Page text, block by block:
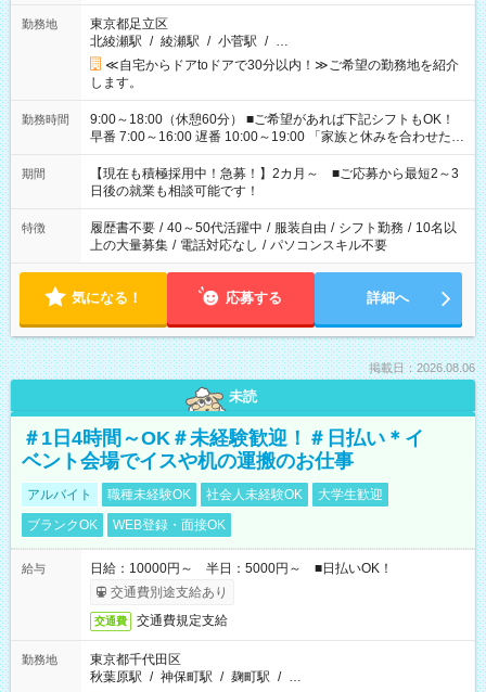
勤務地
東京都足立区
北綾瀬駅 / 綾瀬駅 / 小菅駅 / …
≪自宅からドアtoドアで30分以内！≫ご希望の勤務地を紹介
します。
勤務時間
9:00～18:00（休憩60分） ■ご希望があれば下記シフトもOK！
早番 7:00～16:00 遅番 10:00～19:00 「家族と休みを合わせた
い」 「余裕を持って夕飯の準備がしたい」 「できれば残業はし
たくない」 など、ご希望を教えてくださいね。 ※Wワーク希望
の方へ 今ご覧のお仕事で希望する勤務時間と、もう1つのお仕事
の勤務時間。 合計で週40時間を超える場合は応募できません。
期間
【現在も積極採用中！急募！】2カ月～ ■ご応募から最短2～3
日後の就業も相談可能です！
特徴 履歴書不要 / 40～50代活躍中 / 服装自由 / シフト勤務 / 10名以
上の大量募集 / 電話対応なし / パソコンスキル不要
気になる！ 応募する 詳細へ
掲載日：2026.08.06
未読
＃1日4時間～OK＃未経験歓迎！＃日払い＊イ
ベント会場でイスや机の運搬のお仕事
アルバイト 職種未経験OK 社会人未経験OK
大学生歓迎
ブランクOK
WEB登録・面接OK
給与
日給：10000円～ 半日：5000円～ ■日払いOK！
交通費別途支給あり
交通費 交通費規定支給
勤務地
東京都千代田区
秋葉原駅 / 神保町駅 / 麹町駅 / …